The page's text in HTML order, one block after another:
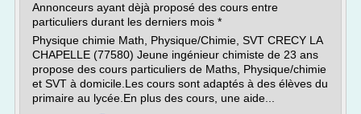
Annonceurs ayant dèjà proposé des cours entre
particuliers durant les derniers mois *
Physique chimie Math, Physique/Chimie, SVT CRECY LA
CHAPELLE (77580) Jeune ingénieur chimiste de 23 ans
propose des cours particuliers de Maths, Physique/chimie
et SVT à domicile.Les cours sont adaptés à des élèves du
primaire au lycée.En plus des cours, une aide...